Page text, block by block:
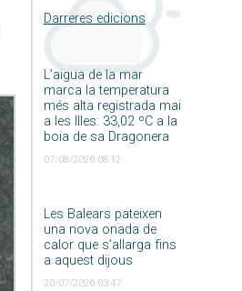
Darreres edicions
L’aigua de la mar
marca la temperatura
més alta registrada mai
a les Illes: 33,02 ºC a la
boia de sa Dragonera
07/08/2026 08:12
Les Balears pateixen
una nova onada de
calor que s’allarga fins
a aquest dijous
20/07/2026 03:47